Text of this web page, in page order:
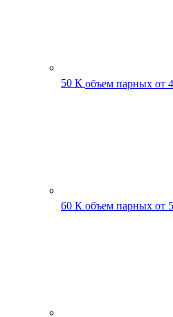
50 К объем парных от
60 К объем парных от